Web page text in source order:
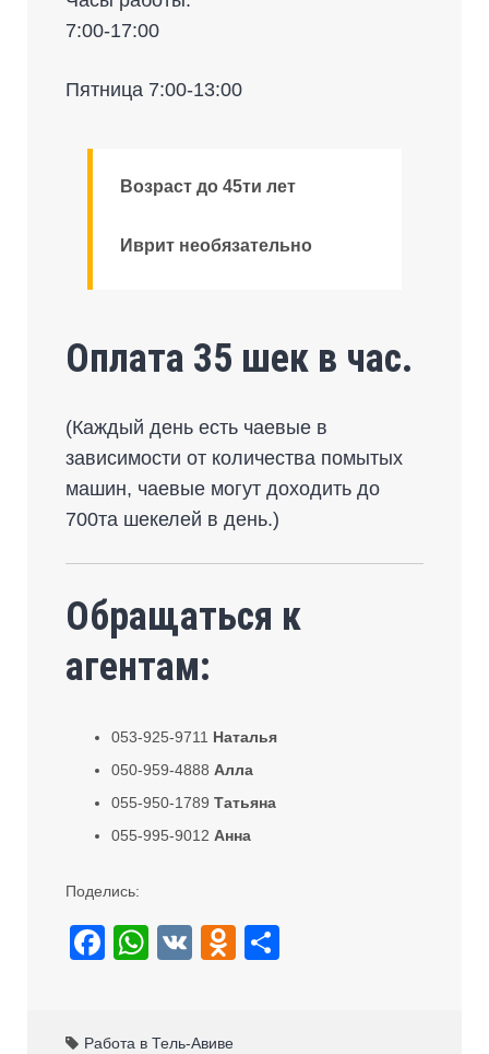
7:00-17:00
Пятница 7:00-13:00
Возраст до 45ти лет
Иврит необязательно
Оплата 35 шек в час.
(Каждый день есть чаевые в
зависимости от количества помытых
машин, чаевые могут доходить до
700та шекелей в день.)
Обращаться к
агентам:
053-925-9711 Наталья
050-959-4888 Алла
055-950-1789Татьяна
055-995-9012 Анна
Поделись:
F
W
V
O
Работа в Тель-Авиве